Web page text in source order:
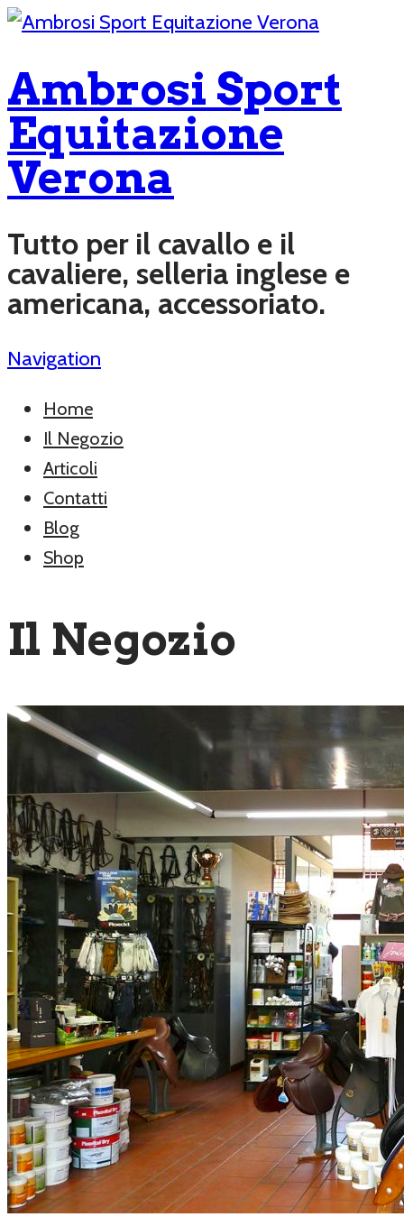
Ambrosi Sport
Equitazione
Verona
Tutto per il cavallo e il
cavaliere, selleria inglese e
americana, accessoriato.
Navigation
Home
Il Negozio
Articoli
Contatti
Blog
Shop
Il Negozio